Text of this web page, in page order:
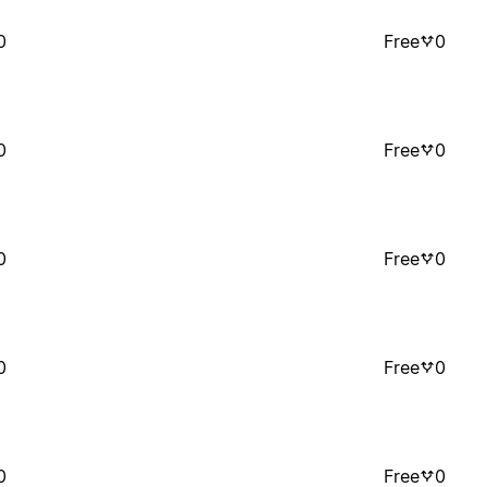
Free 0
Free 0
Free 0
Free 0
Free 0